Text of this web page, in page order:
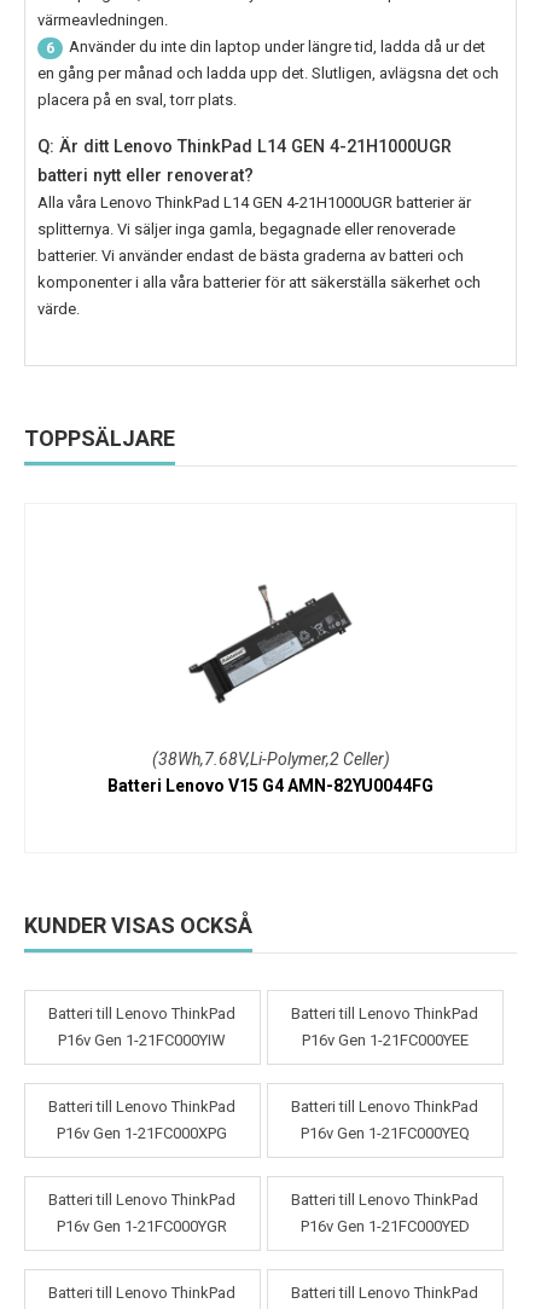
värmeavledningen.
6
Använder du inte din laptop under längre tid, ladda då ur det
en gång per månad och ladda upp det. Slutligen, avlägsna det och
placera på en sval, torr plats.
Q: Är ditt Lenovo ThinkPad L14 GEN 4-21H1000UGR
batteri nytt eller renoverat?
Alla våra Lenovo ThinkPad L14 GEN 4-21H1000UGR batterier är
splitternya. Vi säljer inga gamla, begagnade eller renoverade
batterier. Vi använder endast de bästa graderna av batteri och
komponenter i alla våra batterier för att säkerställa säkerhet och
värde.
TOPPSÄLJARE
(38Wh,7.68V,Li-Polymer,2 Celler)
Batteri Lenovo V15 G4 AMN-82YU0044FG
KUNDER VISAS OCKSÅ
Batteri till Lenovo ThinkPad
P16v Gen 1-21FC000YIW
Batteri till Lenovo ThinkPad
P16v Gen 1-21FC000YEE
Batteri till Lenovo ThinkPad
P16v Gen 1-21FC000XPG
Batteri till Lenovo ThinkPad
P16v Gen 1-21FC000YEQ
Batteri till Lenovo ThinkPad
P16v Gen 1-21FC000YGR
Batteri till Lenovo ThinkPad
P16v Gen 1-21FC000YED
Batteri till Lenovo ThinkPad
Batteri till Lenovo ThinkPad